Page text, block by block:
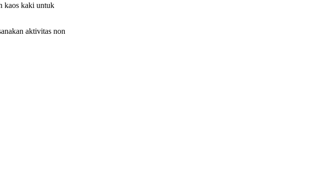
kaos kaki untuk
aktivitas non